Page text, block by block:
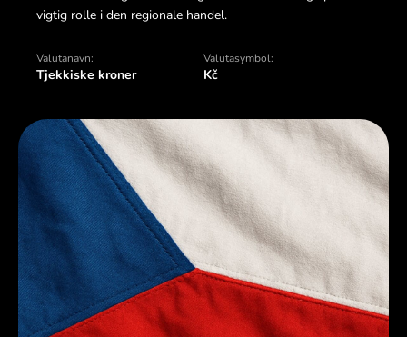
vigtig rolle i den regionale handel.
Valutanavn:
Tjekkiske kroner
Valutasymbol:
Kč